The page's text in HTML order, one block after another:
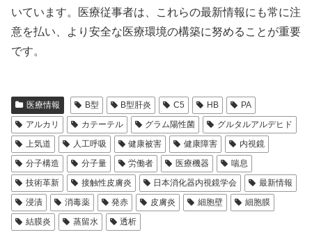
いています。医療従事者は、これらの最新情報にも常に注
意を払い、より安全な医療環境の構築に努めることが重要
です。
医療情報 B型 B型肝炎 C5 HB
PA
アルカリ
カテーテル グラム陽性菌
グルタルアルデヒド
上気道
人工呼吸 健康被害 健康障害
内視鏡
分子構造
分子量 労働者 医療機器
喘息
技術革新
接触性皮膚炎 日本消化器内視鏡学会
最新情報
浸漬
消毒薬 発赤 皮膚炎 細胞壁
細胞膜
結膜炎
蒸留水 透析